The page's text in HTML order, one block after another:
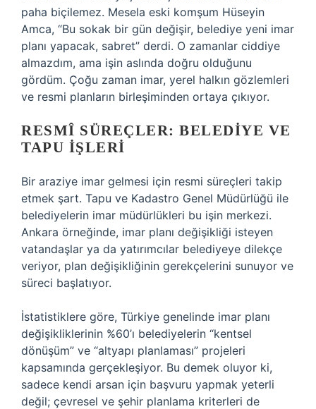
paha biçilemez. Mesela eski komşum Hüseyin
Amca, “Bu sokak bir gün değişir, belediye yeni imar
planı yapacak, sabret” derdi. O zamanlar ciddiye
almazdım, ama işin aslında doğru olduğunu
gördüm. Çoğu zaman imar, yerel halkın gözlemleri
ve resmi planların birleşiminden ortaya çıkıyor.
RESMÎ SÜREÇLER: BELEDIYE VE
TAPU İŞLERI
Bir araziye imar gelmesi için resmi süreçleri takip
etmek şart. Tapu ve Kadastro Genel Müdürlüğü ile
belediyelerin imar müdürlükleri bu işin merkezi.
Ankara örneğinde, imar planı değişikliği isteyen
vatandaşlar ya da yatırımcılar belediyeye dilekçe
veriyor, plan değişikliğinin gerekçelerini sunuyor ve
süreci başlatıyor.
İstatistiklere göre, Türkiye genelinde imar planı
değişikliklerinin %60’ı belediyelerin “kentsel
dönüşüm” ve “altyapı planlaması” projeleri
kapsamında gerçekleşiyor. Bu demek oluyor ki,
sadece kendi arsan için başvuru yapmak yeterli
değil; çevresel ve şehir planlama kriterleri de